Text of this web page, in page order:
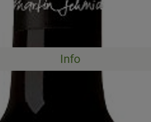
Info
vom Weingut Friedrich Kiefer